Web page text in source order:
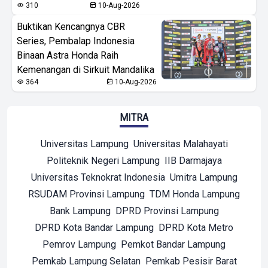
310 10-Aug-2026
Buktikan Kencangnya CBR
Series, Pembalap Indonesia
Binaan Astra Honda Raih
Kemenangan di Sirkuit Mandalika
364 10-Aug-2026
MITRA
Universitas Lampung Universitas Malahayati
Politeknik Negeri Lampung
IIB Darmajaya
Universitas Teknokrat Indonesia Umitra Lampung
RSUDAM Provinsi Lampung TDM Honda Lampung
Bank Lampung
DPRD Provinsi Lampung
DPRD Kota Bandar Lampung DPRD Kota Metro
Pemrov Lampung Pemkot Bandar Lampung
Pemkab Lampung Selatan
Pemkab Pesisir Barat